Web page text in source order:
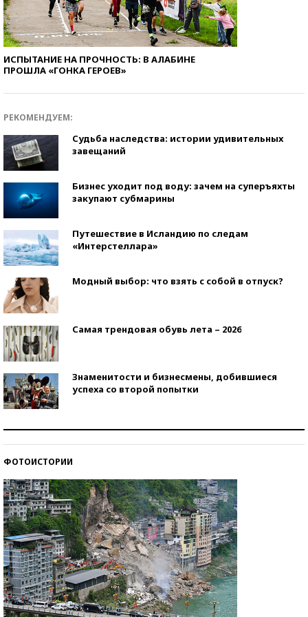
ИСПЫТАНИЕ НА ПРОЧНОСТЬ: В АЛАБИНЕ
ПРОШЛА «ГОНКА ГЕРОЕВ»
РЕКОМЕНДУЕМ:
Судьба наследства: истории удивительных
завещаний
Бизнес уходит под воду: зачем на суперъяхты
закупают субмарины
Путешествие в Исландию по следам
«Интерстеллара»
Модный выбор: что взять с собой в отпуск?
Самая трендовая обувь лета – 2026
Знаменитости и бизнесмены, добившиеся
успеха со второй попытки
ФОТОИСТОРИИ